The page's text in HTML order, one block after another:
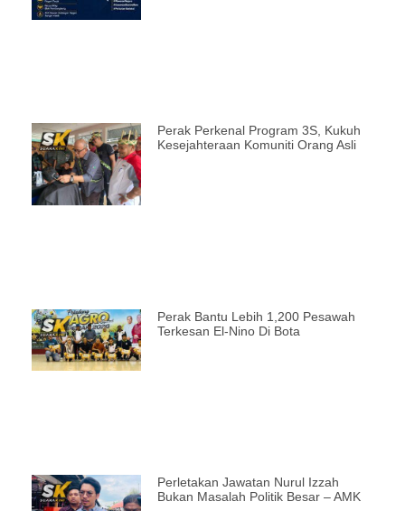
Perak Perkenal Program 3S, Kukuh
Kesejahteraan Komuniti Orang Asli
Perak Bantu Lebih 1,200 Pesawah
Terkesan El-Nino Di Bota
Perletakan Jawatan Nurul Izzah
Bukan Masalah Politik Besar – AMK